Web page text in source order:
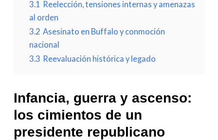
3.1 Reelección, tensiones internas y amenazas
al orden
3.2 Asesinato en Buffalo y conmoción
nacional
3.3 Reevaluación histórica y legado
Infancia, guerra y ascenso:
los cimientos de un
presidente republicano